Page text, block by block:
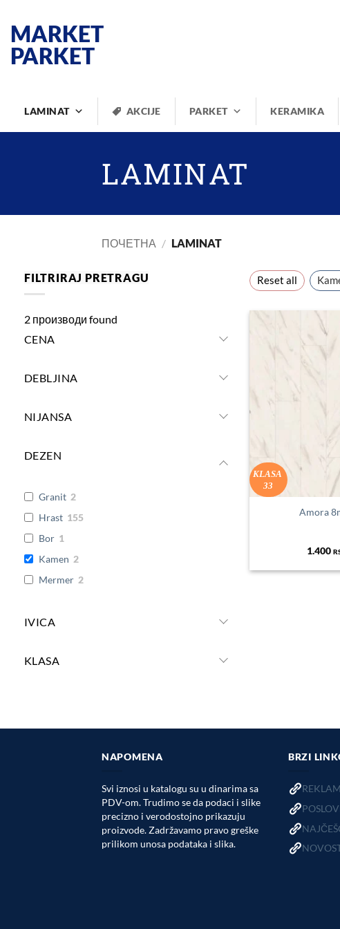
садржај
MARKET
PARKET
LAMINAT AKCIJE PARKET KERAMIKA
LAMINAT
ПОЧЕТНА / LAMINAT
FILTRIRAJ PRETRAGU
2 производи found
CENA
DEBLJINA
NIJANSA
DEZEN
Granit 2
Hrast 155
Bor 1
Kamen 2
Mermer 2
IVICA
KLASA
Reset all
KLASA
33
Amora
1.400
NAPOMENA
Svi iznosi u katalogu su u dinarima sa
PDV-om. Trudimo se da podaci i slike
precizno i verodostojno prikazuju
proizvode. Zadržavamo pravo greške
prilikom unosa podataka i slika.
BRZI